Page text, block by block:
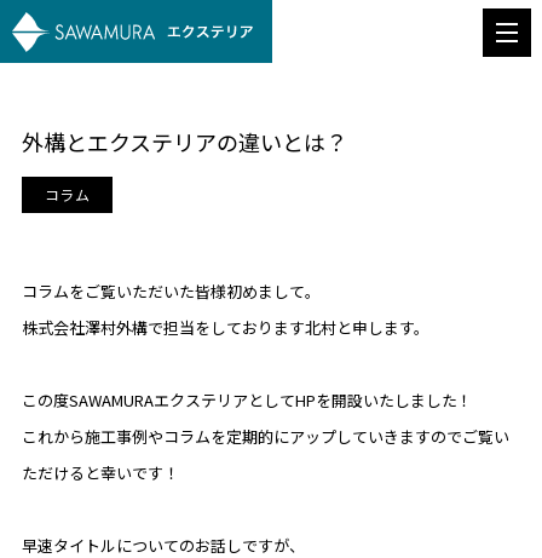
外構とエクステリアの違いとは？
コラム
コラムをご覧いただいた皆様初めまして。
株式会社澤村外構で担当をしております北村と申します。
この度SAWAMURAエクステリアとしてHPを開設いたしました！
これから施工事例やコラムを定期的にアップしていきますのでご覧い
ただけると幸いです！
早速タイトルについてのお話しですが、